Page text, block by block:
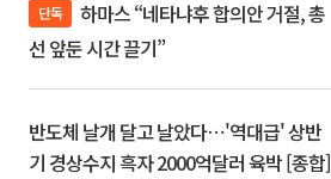
단독
선 앞둔 시간 끌기”
반도체 날개 달고 날았다⋯'역대급' 상반
기 경상수지 흑자 2000억달러 육박 [종합]